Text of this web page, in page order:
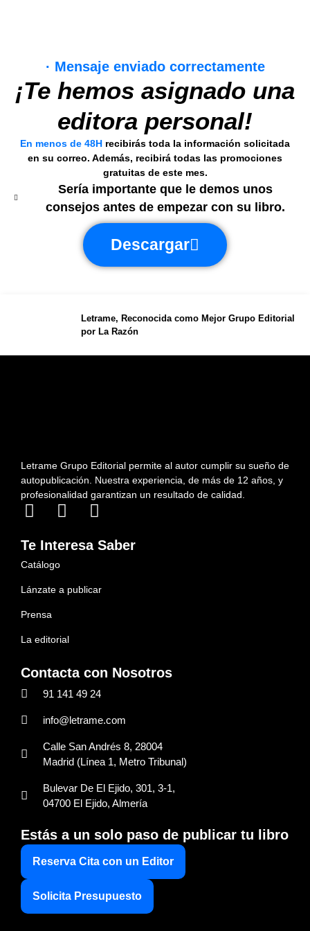
· Mensaje enviado correctamente
¡Te hemos asignado una
editora personal!
En menos de 48H recibirás toda la información solicitada
en su correo. Además, recibirá todas las promociones
gratuitas de este mes.
Sería importante que le demos unos
consejos antes de empezar con su libro.
Descargar
Letrame, Reconocida como Mejor Grupo Editorial
por La Razón
Letrame Grupo Editorial permite al autor cumplir su sueño de
autopublicación. Nuestra experiencia, de más de 12 años, y
profesionalidad garantizan un resultado de calidad.
Te Interesa Saber
Catálogo
Lánzate a publicar
Prensa
La editorial
Contacta con Nosotros
91 141 49 24
info@letrame.com
Calle San Andrés 8, 28004
Madrid (Línea 1, Metro Tribunal)
Bulevar De El Ejido, 301, 3-1,
04700 El Ejido, Almería
Estás a un solo paso de publicar tu libro
Reserva Cita con un Editor
Solicita Presupuesto